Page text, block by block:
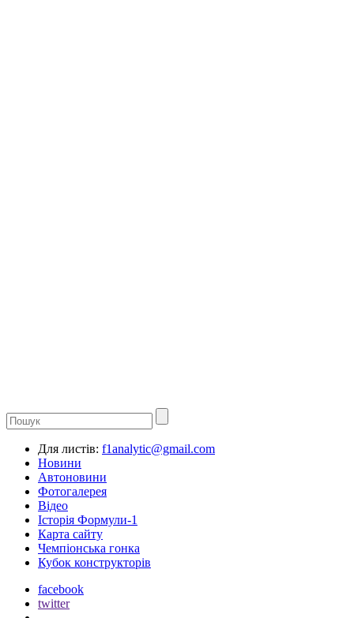
Для листів: f1analytic@gmail.com
Новини
Автоновини
Фотогалерея
Відео
Історія Формули-1
Карта сайту
Чемпіонська гонка
Кубок конструкторів
facebook
twitter